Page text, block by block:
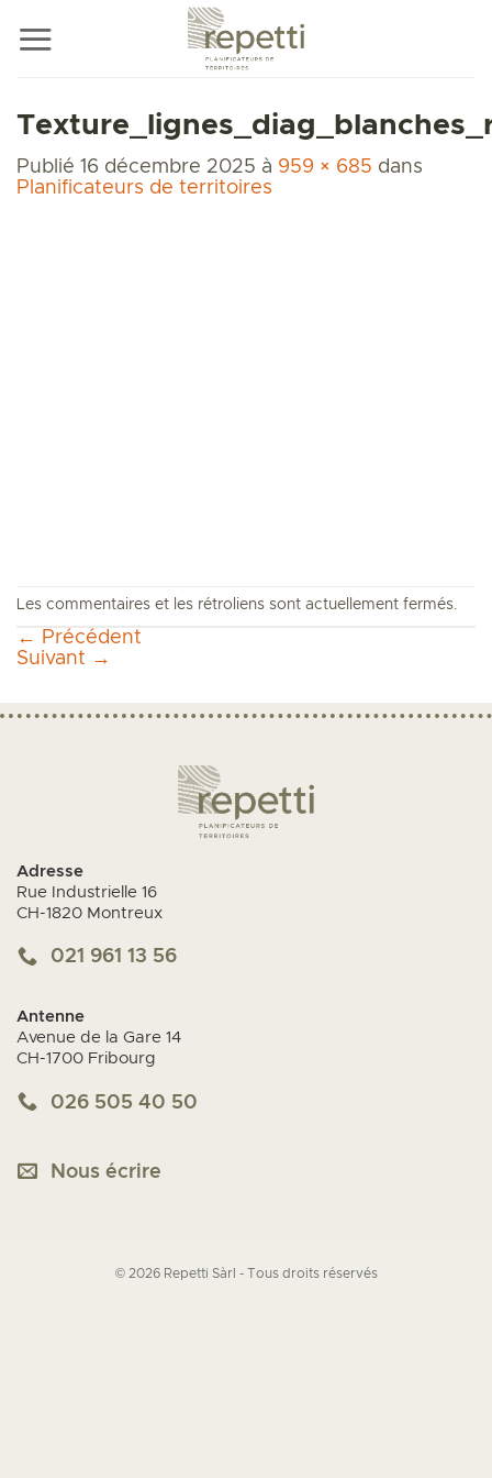
au
contenu
Publié 16 décembre 2025 à 959 × 685 dans
Planificateurs de territoires
Les commentaires et les rétroliens sont actuellement fermés.
← Précédent
Suivant →
Adresse
Rue Industrielle 16
CH-1820 Montreux
021 961 13 56
Antenne
Avenue de la Gare 14
CH-1700 Fribourg
026 505 40 50
Nous écrire
© 2026 Repetti Sàrl - Tous droits réservés